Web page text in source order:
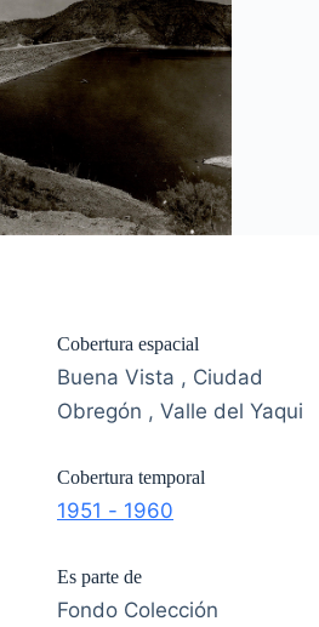
Cobertura espacial
Buena Vista , Ciudad
Obregón , Valle del Yaqui
Cobertura temporal
1951 - 1960
Es parte de
Fondo Colección